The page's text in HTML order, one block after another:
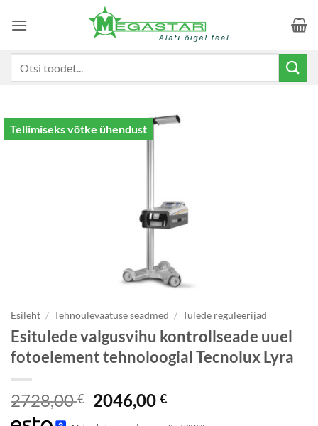
Tellimiseks võtke ühendust
Esileht / Tehnoülevaatuse seadmed / Tulede reguleerijad
Esitulede valgusvihu kontrollseade uuel
fotoelement tehnoloogial Tecnolux Lyra
2728,00€ Algne
2046,00€Praegune